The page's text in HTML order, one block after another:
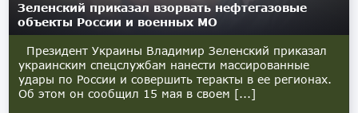
Зеленский приказал взорвать нефтегазовые
объекты России и военных МО
Президент Украины Владимир Зеленский приказал
украинским спецслужбам нанести массированные
удары по России и совершить теракты в ее регионах.
Об этом он сообщил 15 мая в своем [...]